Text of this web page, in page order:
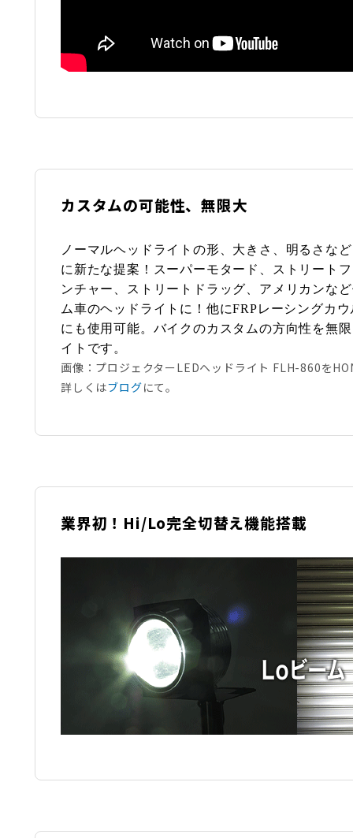
カスタムの可能性、無限大
ノーマルヘッドライトの形、大きさ、明るさな
に新たな提案！スーパーモタード、ストリート
ンチャー、ストリートドラッグ、アメリカンな
ム車のヘッドライトに！他にFRPレーシングカ
にも使用可能。バイクのカスタムの方向性を無
イトです。
画像：プロジェクターLEDヘッドライト FLH-860を
詳しくはブログにて。
業界初！Hi/Lo完全切替え機能搭載